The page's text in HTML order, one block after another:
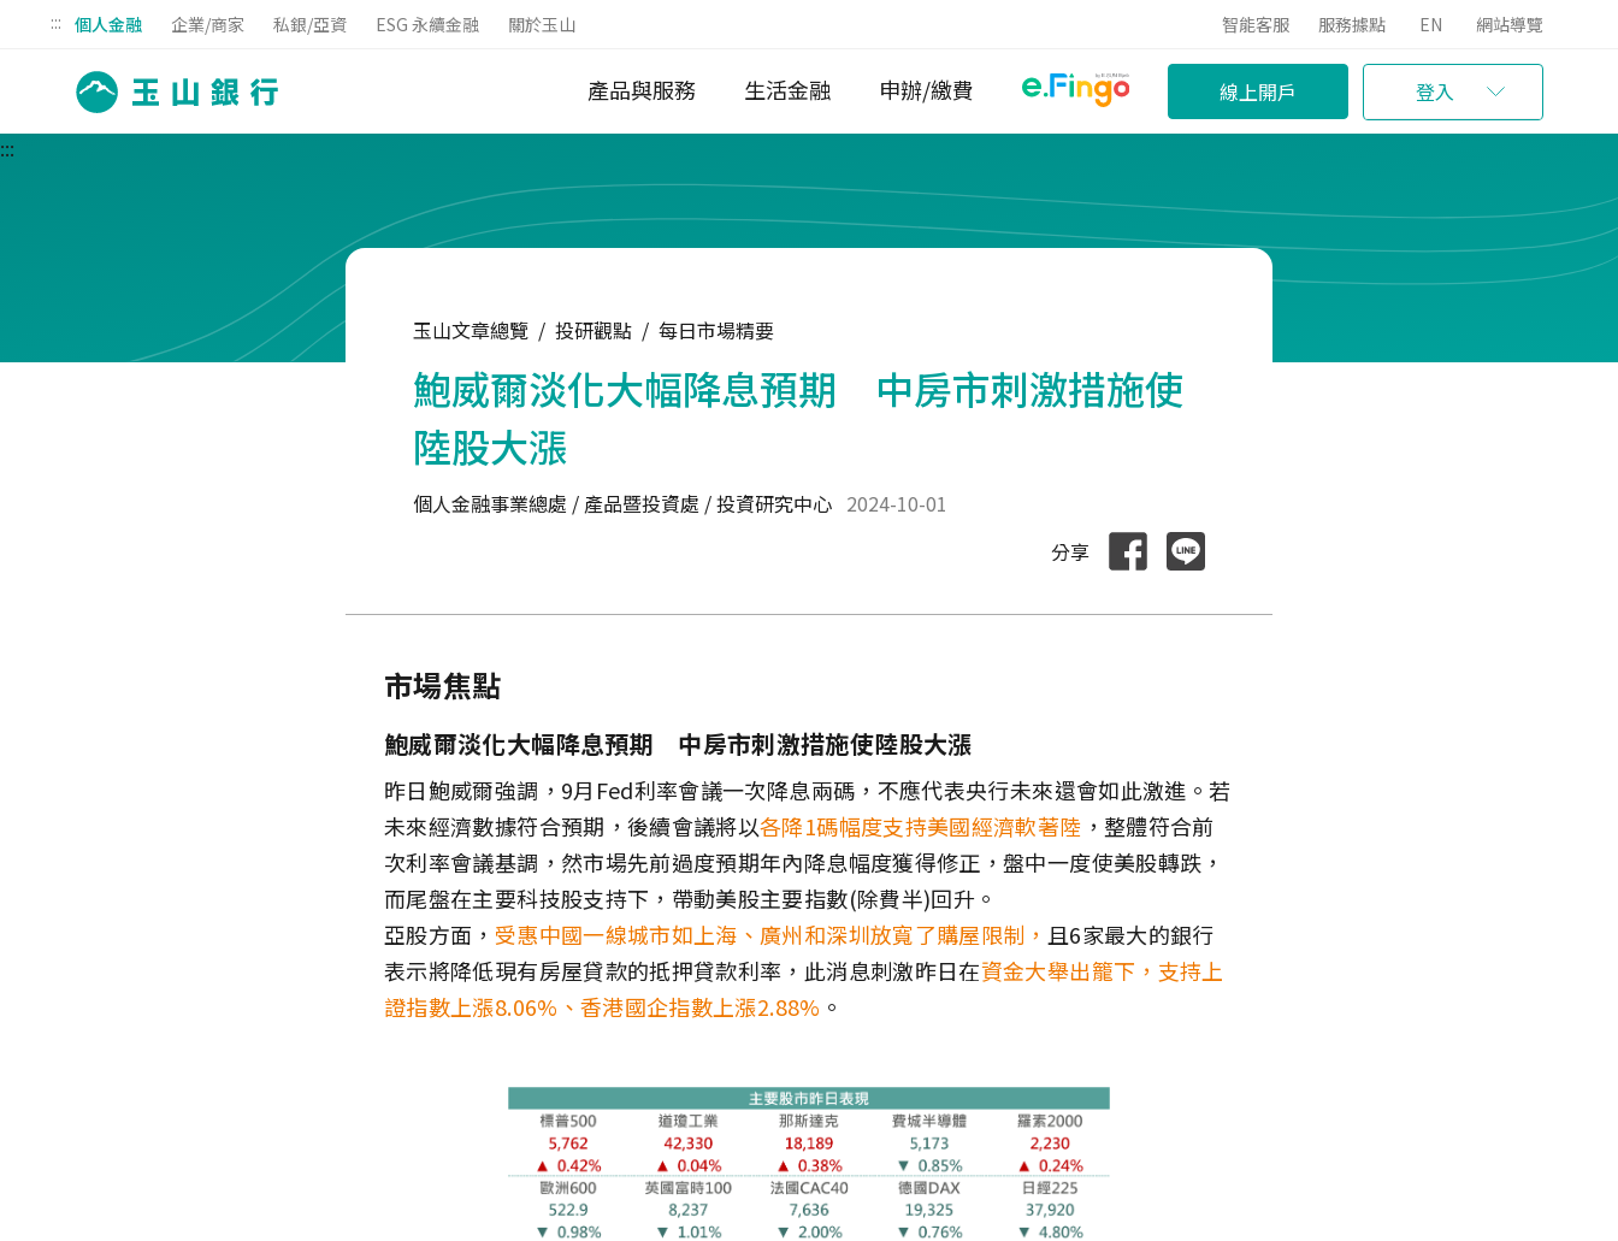
::: 個人金融 企業/商家 私銀/亞資 ESG 永續金融 關於玉山 智能客服 服務據點 EN 網站導覽
產品與服務 生活金融 申辦/繳費 線上開戶
登入
:::
玉山文章總覽 / 投研觀點 / 每日市場精要
鮑威爾淡化大幅降息預期 中房市刺激措施使
陸股大漲
個人金融事業總處 / 產品暨投資處 / 投資研究中心 2024-10-01
分享
市場焦點
鮑威爾淡化大幅降息預期 中房市刺激措施使陸股大漲
昨日鮑威爾強調，9月Fed利率會議一次降息兩碼，不應代表央行未來還會如此激進。若
未來經濟數據符合預期，後續會議將以各降1碼幅度支持美國經濟軟著陸 ，整體符合前
次利率會議基調，然市場先前過度預期年內降息幅度獲得修正，盤中一度使美股轉跌，
而尾盤在主要科技股支持下，帶動美股主要指數(除費半)回升。
亞股方面， 受惠中國一線城市如上海、廣州和深圳放寬了購屋限制， 且6家最大的銀行
表示將降低現有房屋貸款的抵押貸款利率，此消息刺激昨日在資金大舉出籠下，支持上
證指數上漲8.06%、香港國企指數上漲2.88% 。